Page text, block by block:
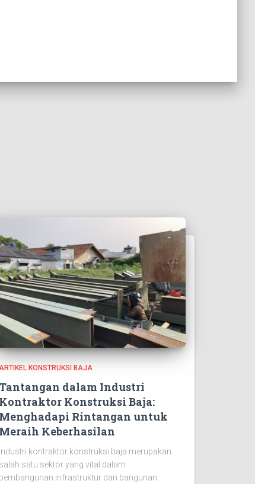
KONSTRUKSI BAJA
Tantangan dalam Industri
Kontraktor Konstruksi Baja:
Menghadapi Rintangan untuk
Meraih Keberhasilan
Industri kontraktor konstruksi baja merupakan
salah satu sektor yang vital dalam
pembangunan infrastruktur dan bangunan